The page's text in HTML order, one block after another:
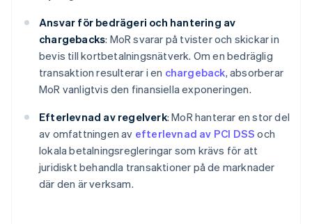
Ansvar för bedrägeri och hantering av
chargebacks: MoR svarar på tvister och skickar in
bevis till kortbetalningsnätverk. Om en bedräglig
transaktion resulterar i en chargeback, absorberar
MoR vanligtvis den finansiella exponeringen.
Efterlevnad av regelverk: MoR hanterar en stor del
av omfattningen av efterlevnad av PCI DSS och
lokala betalningsregleringar som krävs för att
juridiskt behandla transaktioner på de marknader
där den är verksam.